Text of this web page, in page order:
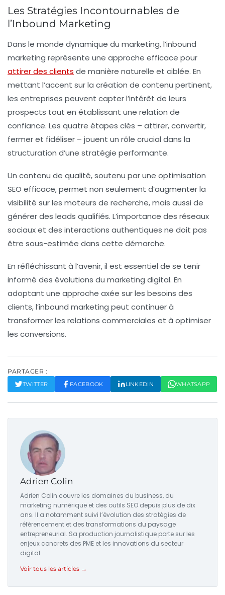
Les Stratégies Incontournables de
l’Inbound Marketing
Dans le monde dynamique du marketing, l’inbound
marketing représente une approche efficace pour
attirer des clients de manière naturelle et ciblée. En
mettant l’accent sur la création de contenu pertinent,
les entreprises peuvent capter l’intérêt de leurs
prospects tout en établissant une relation de
confiance. Les quatre étapes clés – attirer,convertir,
fermeret fidéliser – jouent un rôle crucial dans la
structuration d’une stratégie performante.
Un contenu de qualité, soutenu par une optimisation
SEO efficace, permet non seulement d’augmenter la
visibilité sur les moteurs de recherche, mais aussi de
générer des leads qualifiés. L’importance des réseaux
sociaux et des interactions authentiques ne doit pas
être sous-estimée dans cette démarche.
En réfléchissant à l’avenir, il est essentiel de se tenir
informé des évolutions du marketing digital. En
adoptant une approche axée sur les besoins des
clients, l’inbound marketing peut continuer à
transformer les relations commerciales et à optimiser
les conversions.
PARTAGER :
TWITTER FACEBOOK LINKEDIN WHATSAPP
Adrien Colin
Adrien Colin couvre les domaines du business, du
marketing numérique et des outils SEO depuis plus de dix
ans. Il a notamment suivi l’évolution des stratégies de
référencement et des transformations du paysage
entrepreneurial. Sa production journalistique porte sur les
enjeux concrets des PME et les innovations du secteur
digital.
Voir tous les articles →